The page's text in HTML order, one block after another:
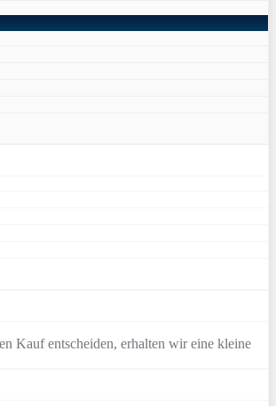
Kauf entscheiden, erhalten wir eine kleine